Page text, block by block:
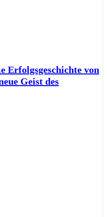
Erfolgsgeschichte von
Geist des